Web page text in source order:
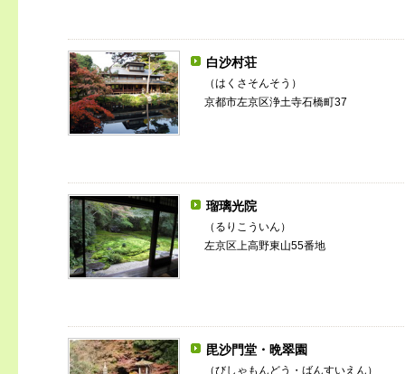
白沙村荘
（はくさそんそう）
京都市左京区浄土寺石橋町37
瑠璃光院
（るりこういん）
左京区上高野東山55番地
毘沙門堂・晩翠園
（びしゃもんどう・ばんすいえん）